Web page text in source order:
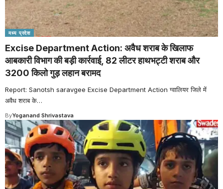
मध्य प्रदेश
Excise Department Action: अवैध शराब के खिलाफ
आबकारी विभाग की बड़ी कार्रवाई, 82 लीटर हाथभट्टी शराब और
3200 किलो गुड़ लहान बरामद
Report: Sanotsh saravgee Excise Department Action ग्वालियर जिले में
अवैध शराब के…
ByYoganand Shrivastava